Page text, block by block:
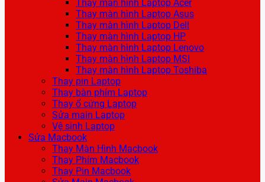
Thay màn hình Laptop Acer
Thay màn hình Laptop Asus
Thay màn hình Laptop Dell
Thay màn hình Laptop HP
Thay màn hình Laptop Lenovo
Thay màn hình Laptop MSI
Thay màn hình Laptop Toshiba
Thay pin Laptop
Thay bàn phím Laptop
Thay ổ cứng Laptop
Sửa main Laptop
Vệ sinh Laptop
Sửa Macbook
Thay Màn Hình Macbook
Thay Phím Macbook
Thay Pin Macbook